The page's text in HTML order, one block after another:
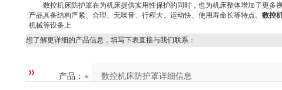
数控机床防护罩在为机床提供实用性保护的同时，也为机床整体增加了更多
产品具备结构严紧、合理、无噪音、行程大、运动快、使用寿命长等特点。 数控
机械等设备上
想了解更详细的产品信息，填写下表直接与我们联系：
产品：